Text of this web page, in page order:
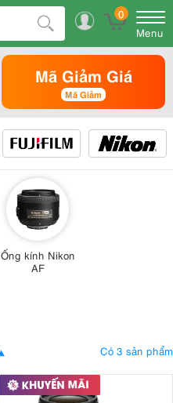
0
Menu
Mã Giảm Giá
Mã Giảm
Ống kính Nikon
AF
Có 3 sản phẩm